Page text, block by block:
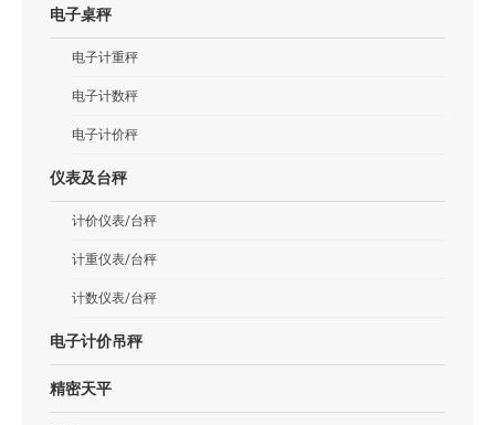
电子桌秤
电子计重秤
电子计数秤
电子计价秤
仪表及台秤
计价仪表/台秤
计重仪表/台秤
计数仪表/台秤
电子计价吊秤
精密天平